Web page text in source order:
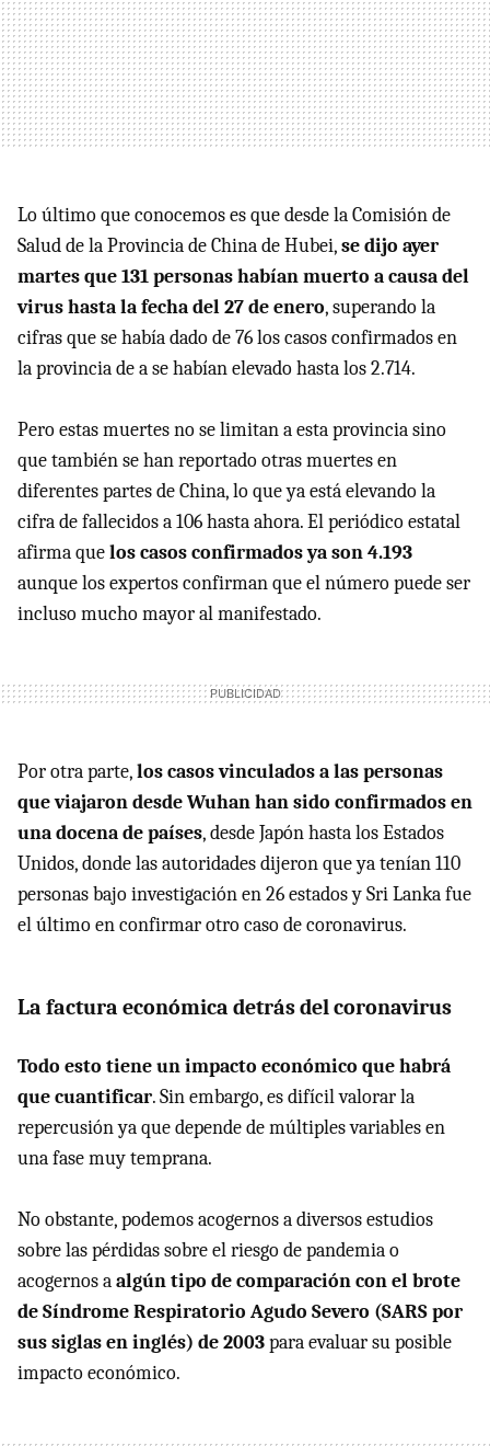
Lo último que conocemos es que desde la Comisión de
Salud de la Provincia de China de Hubei,se dijo ayer
martes que 131 personas habían muerto a causa del
virus hasta la fecha del 27 de enero, superando la
cifras que se había dado de 76 los casos confirmados en
la provincia de a se habían elevado hasta los 2.714.
Pero estas muertes no se limitan a esta provincia sino
que también se han reportado otras muertes en
diferentes partes de China, lo que ya está elevando la
cifra de fallecidos a 106 hasta ahora. El periódico estatal
afirma quelos casos confirmados ya son 4.193
aunque los expertos confirman que el número puede ser
incluso mucho mayor al manifestado.
Por otra parte,los casos vinculados a las personas
que viajaron desde Wuhan han sido confirmados en
una docena de países, desde Japón hasta los Estados
Unidos, donde las autoridades dijeron que ya tenían 110
personas bajo investigación en 26 estados y Sri Lanka fue
el último en confirmar otro caso de coronavirus.
La factura económica detrás del coronavirus
Todo esto tiene un impacto económico que habrá
que cuantificar. Sin embargo, es difícil valorar la
repercusión ya que depende de múltiples variables en
una fase muy temprana.
No obstante, podemos acogernos a diversos estudios
sobre las pérdidas sobre el riesgo de pandemia o
acogernos aalgún tipo de comparación con el brote
de Síndrome Respiratorio Agudo Severo (SARS por
sus siglas en inglés) de 2003para evaluar su posible
impacto económico.